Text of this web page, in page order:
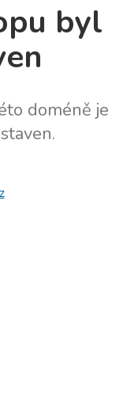
byl
doméně je